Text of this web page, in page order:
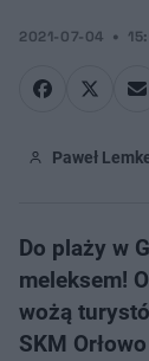
2021-07-04
Paweł
Do plaży w
meleksem!
wożą
SKM